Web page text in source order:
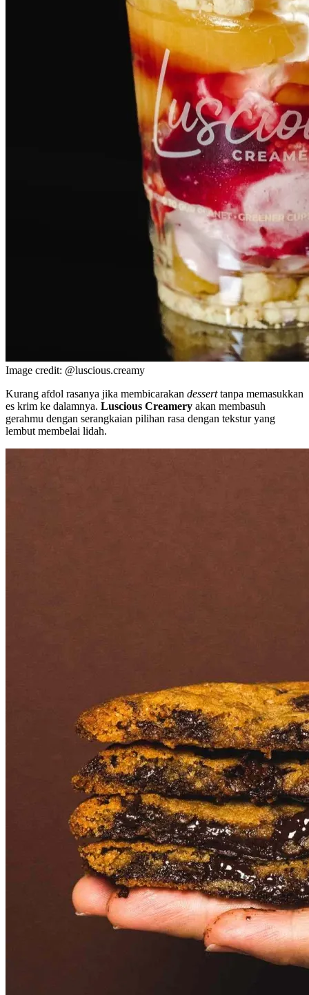
Image credit: @luscious.creamy
Kurang afdol rasanya jika membicarakan desserttanpa memasukkan
es krim ke dalamnya. Luscious Creamery akan membasuh
gerahmu dengan serangkaian pilihan rasa dengan tekstur yang
lembut membelai lidah.